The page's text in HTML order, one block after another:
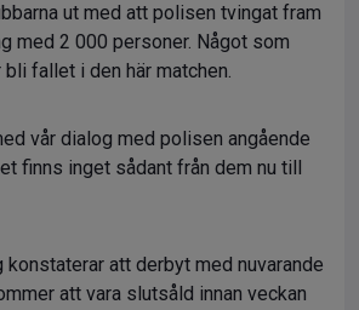
ut med att polisen tvingat fram
med 2 000 personer. Något som
fallet i den här matchen.
vår dialog med polisen angående
finns inget sådant från dem nu till
konstaterar att derbyt med nuvarande
att vara slutsåld innan veckan